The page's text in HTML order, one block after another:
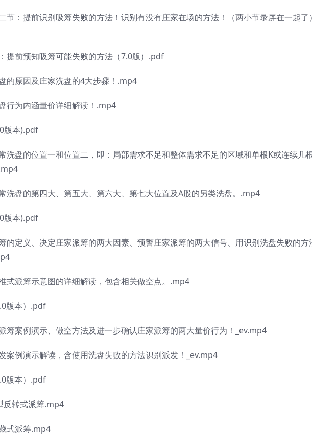
节：提前识别吸筹失败的方法！识别有没有庄家在场的方法！（两小节录屏在一起了
提前预知吸筹可能失败的方法（7.0版）.pdf
的原因及庄家洗盘的4大步骤！.mp4
行为内涵量价详细解读！.mp4
版本).pdf
洗盘的位置一和位置二，即：局部需求不足和整体需求不足的区域和单根K或连续几
洗盘的第四大、第五大、第六大、第七大位置及A股的另类洗盘。.mp4
版本).pdf
的定义、决定庄家派筹的两大因素、预警庄家派筹的两大信号、用识别洗盘失败的方
式派筹示意图的详细解读，包含相关做空点。.mp4
版本）.pdf
筹案例演示、做空方法及进一步确认庄家派筹的两大量价行为！_ev.mp4
案例演示解读，含使用洗盘失败的方法识别派发！_ev.mp4
版本）.pdf
反转式派筹.mp4
式派筹.mp4